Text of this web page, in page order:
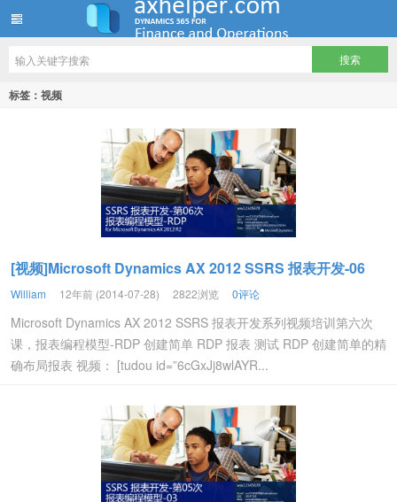
ww12345678 的部落格 | AX Helper
标签：视频
[视频]Microsoft Dynamics AX 2012 SSRS 报表开发-06
William 12年前 (2014-07-28) 2822浏览 0评论
Microsoft Dynamics AX 2012 SSRS 报表开发系列视频培训第六次
课，报表编程模型-RDP 创建简单 RDP 报表 测试 RDP 创建简单的精
确布局报表 视频： [tudou id=”6cGxJj8wlAYR...